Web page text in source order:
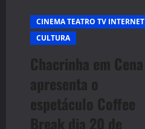
CINEMA TEATRO TV INTERNET
CULTURA
Chacrinha em Cena
apresenta o
espetáculo Coffee
Break dia 20 de